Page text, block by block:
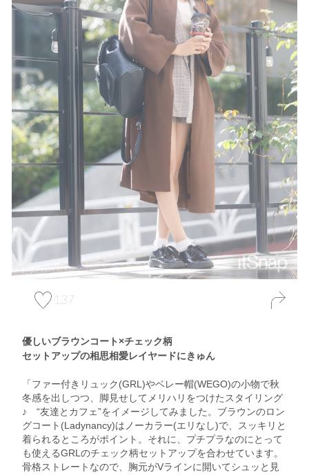
137
優しいブラウンコート×チェック柄
セットアップの相思相愛レイヤードにきゅん
「ファー付きリュック(GRL)やベレー帽(WEGO)の小物で秋
冬感を出しつつ、脚見せしてメリハリをつけたスタイリング
♪ “友達とカフェ”をイメージしてみました。ブラウンのロン
グコート(Ladynancy)はノーカラー(エリなし)で、スッキリと
着られるところがポイント。それに、プチプラなのにとって
も使えるGRLのチェック柄セットアップを合わせています。
骨格ストレートなので、胸元がVラインに開いてシュッと見